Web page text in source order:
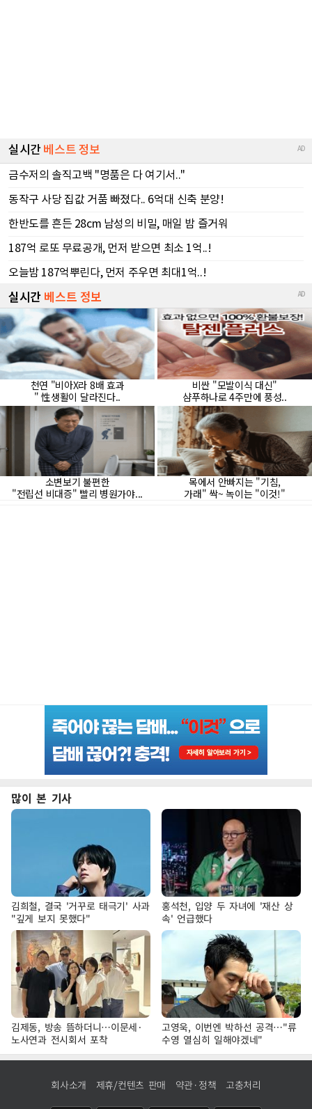
많이 본 기사
김희철, 결국 '거꾸로 태극기' 사과
"깊게 보지 못했다"
홍석천, 입양 두 자녀에 '재산 상
속' 언급했다
김제동, 방송 뜸하더니…이문세·
노사연과 전시회서 포착
고영욱, 이번엔 박하선 공격…"류
수영 열심히 일해야겠네"
회사소개 제휴/컨텐츠 판매 약관·정책 고충처리